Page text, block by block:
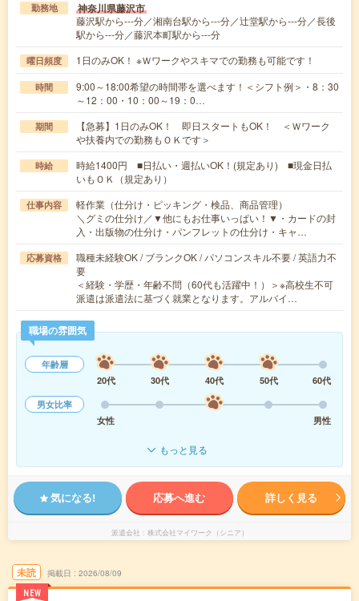
勤務地 神奈川県藤沢市
藤沢駅から---分／湘南台駅から---分／辻堂駅から---分／長後
駅から---分／藤沢本町駅から---分
曜日頻度 1日のみOK！ ※Ｗワークやスキマでの勤務も可能です！
時間
9:00～18:00希望の時間帯を選べます！＜シフト例＞・8：30
～12：00・10：00～19：0…
期間
【急募】1日のみOK！ 即日スタートもOK！ ＜Ｗワーク
や扶養内での勤務もＯＫです＞
時給
時給1400円 ■日払い・週払いOK！(規定あり) ■現金日払
いもＯＫ（規定あり）
仕事内容
軽作業（仕分け・ピッキング・検品、商品管理）
＼グミの仕分け／▼他にもお仕事いっぱい！▼・カードの封
入・出版物の仕分け・パンフレットの仕分け・キャ…
応募資格
職種未経験OK / ブランクOK / パソコンスキル不要 / 英語力不
要
＜経験・学歴・年齢不問（60代も活躍中！）＞※高校生不可
派遣は派遣法に基づく就業となります。アルバイ…
職場の雰囲気
年齢層
20代
30代 40代 50代
60代
男女比率
女性
男性
もっと見る
気になる! 応募へ進む 詳しく見る
派遣会社 株式会社マイワーク（シニア）
未読
NEW
掲載日 2026/08/09